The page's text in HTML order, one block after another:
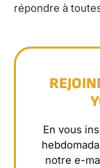
répondre à
En vous
notre e-